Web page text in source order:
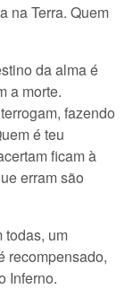
na Terra. Quem
da alma é
a morte.
fazendo
é teu
ficam à
erram são
todas, um
recompensado,
Inferno.